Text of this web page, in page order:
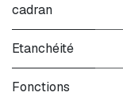
cadran
Etanchéité
Fonctions